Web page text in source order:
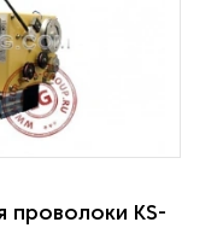
проволоки KS-